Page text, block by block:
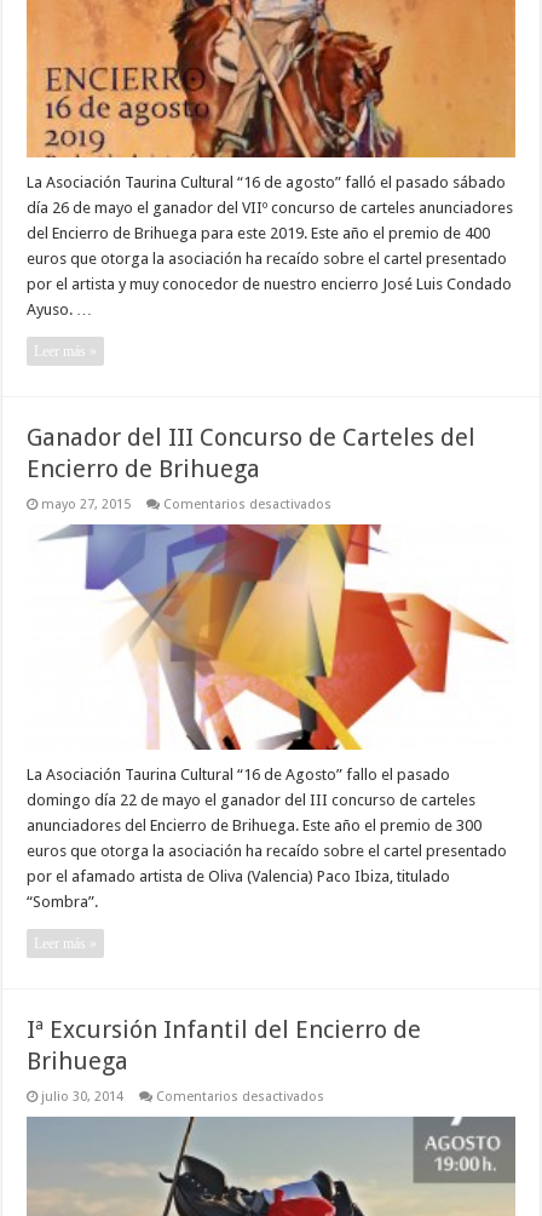
ganador
del
VII
Concurso
de
Carteles
del
Encierro
La Asociación Taurina Cultural “16 de agosto” falló el pasado sábado
día 26 de mayo el ganador del VIIº concurso de carteles anunciadores
del Encierro de Brihuega para este 2019. Este año el premio de 400
euros que otorga la asociación ha recaído sobre el cartel presentado
por el artista y muy conocedor de nuestro encierro José Luis Condado
Ayuso. …
Leer más »
Ganador del III Concurso de Carteles del
Encierro de Brihuega
mayo 27, 2015 Comentarios desactivados
del
III
Concurso
de
Carteles
del
Encierro
de
Brihuega
La Asociación Taurina Cultural “16 de Agosto” fallo el pasado
domingo día 22 de mayo el ganador del III concurso de carteles
anunciadores del Encierro de Brihuega. Este año el premio de 300
euros que otorga la asociación ha recaído sobre el cartel presentado
por el afamado artista de Oliva (Valencia) Paco Ibiza, titulado
“Sombra”.
Leer más »
Iª Excursión Infantil del Encierro de
Brihuega
julio 30, 2014 Comentarios desactivados
Encierro
de
Brihuega